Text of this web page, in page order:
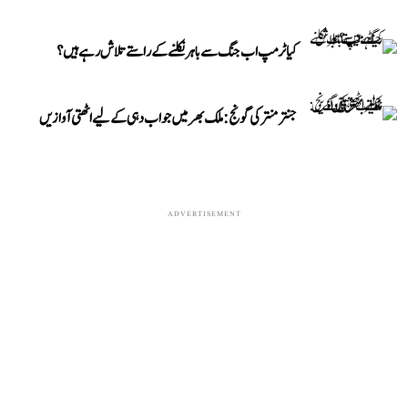
کیا ٹرمپ اب جنگ سے باہر نکلنے کے راستے تلاش رہے ہیں؟
جنتر منتر کی گونج: ملک بھر میں جواب دہی کے لیے اٹھتی آوازیں
ADVERTISEMENT